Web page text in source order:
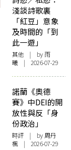
淺談詩歌裏
「紅豆」意象
及時間的「到
此一遊」
其他 | by 雨
曦 | 2026-07-29
諾蘭《奧德
賽》中DEI的開
放性與反「身
份政治」
時評 | by周丹
楓 | 2026-07-29